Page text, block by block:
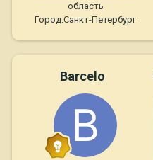
область
Город:Санкт-Петербург
Barcelo